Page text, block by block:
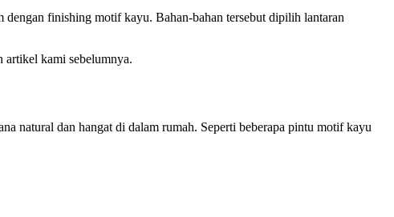
finishing motif kayu. Bahan-bahan tersebut dipilih lantaran
artikel kami sebelumnya.
natural dan hangat di dalam rumah. Seperti beberapa pintu motif kayu